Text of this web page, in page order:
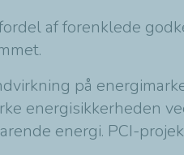
af forenklede
på
energisikkerheden
energi. PCI-